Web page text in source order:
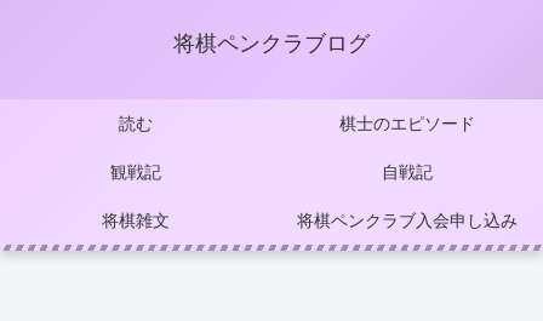
将棋ペンクラブログ
読む 棋士のエピソード
観戦記 自戦記
将棋雑文 将棋ペンクラブ入会申し込み